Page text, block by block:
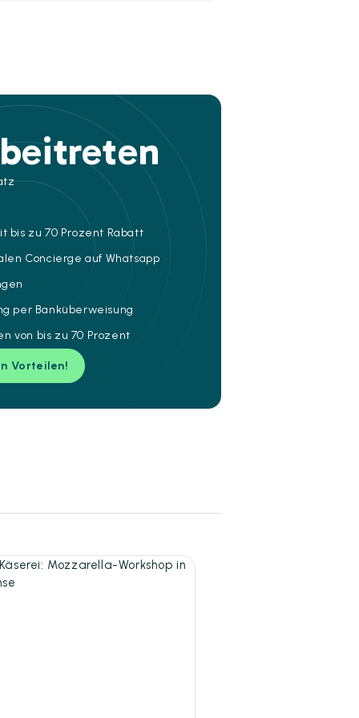
bis zu 70 Prozent Rabatt
Concierge auf Whatsapp
per Banküberweisung
von bis zu 70 Prozent
Vorteilen!